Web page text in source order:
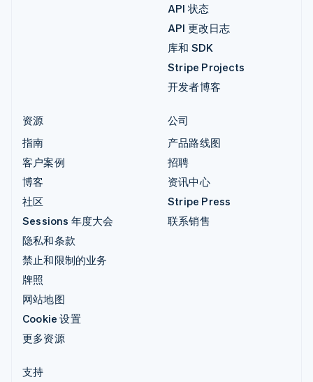
API 状态
API 更改日志
库和 SDK
Stripe Projects
开发者博客
资源
指南
客户案例
博客
社区
Sessions 年度大会
隐私和条款
禁止和限制的业务
牌照
网站地图
Cookie 设置
更多资源
公司
产品路线图
招聘
资讯中心
Stripe Press
联系销售
支持